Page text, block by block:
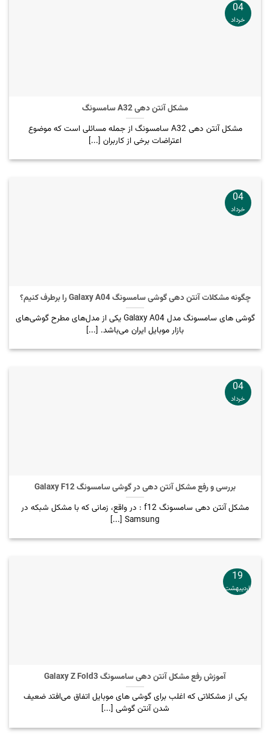
مشکل آنتن دهی A32 سامسونگ
مشکل آنتن دهی A32 سامسونگ از جمله مسائلی است که موضوع
اعتراضات برخی از کاربران [...]
04
خرداد
چگونه مشکلات آنتن دهی گوشی سامسونگ Galaxy A04 را برطرف کنیم؟
گوشی های سامسونگ مدل Galaxy A04 یکی از مدل‌های مطرح گوشی‌های
بازار موبایل ایران می‌باشد. [...]
04
خرداد
بررسی و رفع مشکل آنتن دهی در گوشی سامسونگ Galaxy F12
مشکل آنتن دهی سامسونگ f12 : در واقع، زمانی که با مشکل شبکه در
Samsung [...]
04
خرداد
آموزش رفع مشکل آنتن دهی سامسونگ Galaxy Z Fold3
یکی از مشکلاتی که اغلب برای گوشی های موبایل اتفاق می‌افتد ضعیف
شدن آنتن گوشی [...]
19
اردیبهشت